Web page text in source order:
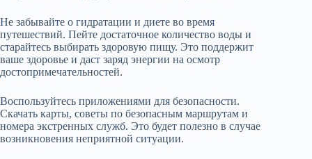
Не забывайте о гидратации и диете во время
путешествий. Пейте достаточное количество воды и
старайтесь выбирать здоровую пищу. Это поддержит
ваше здоровье и даст заряд энергии на осмотр
достопримечательностей.
Воспользуйтесь приложениями для безопасности.
Скачать карты, советы по безопасным маршрутам и
номера экстренных служб. Это будет полезно в случае
возникновения неприятной ситуации.